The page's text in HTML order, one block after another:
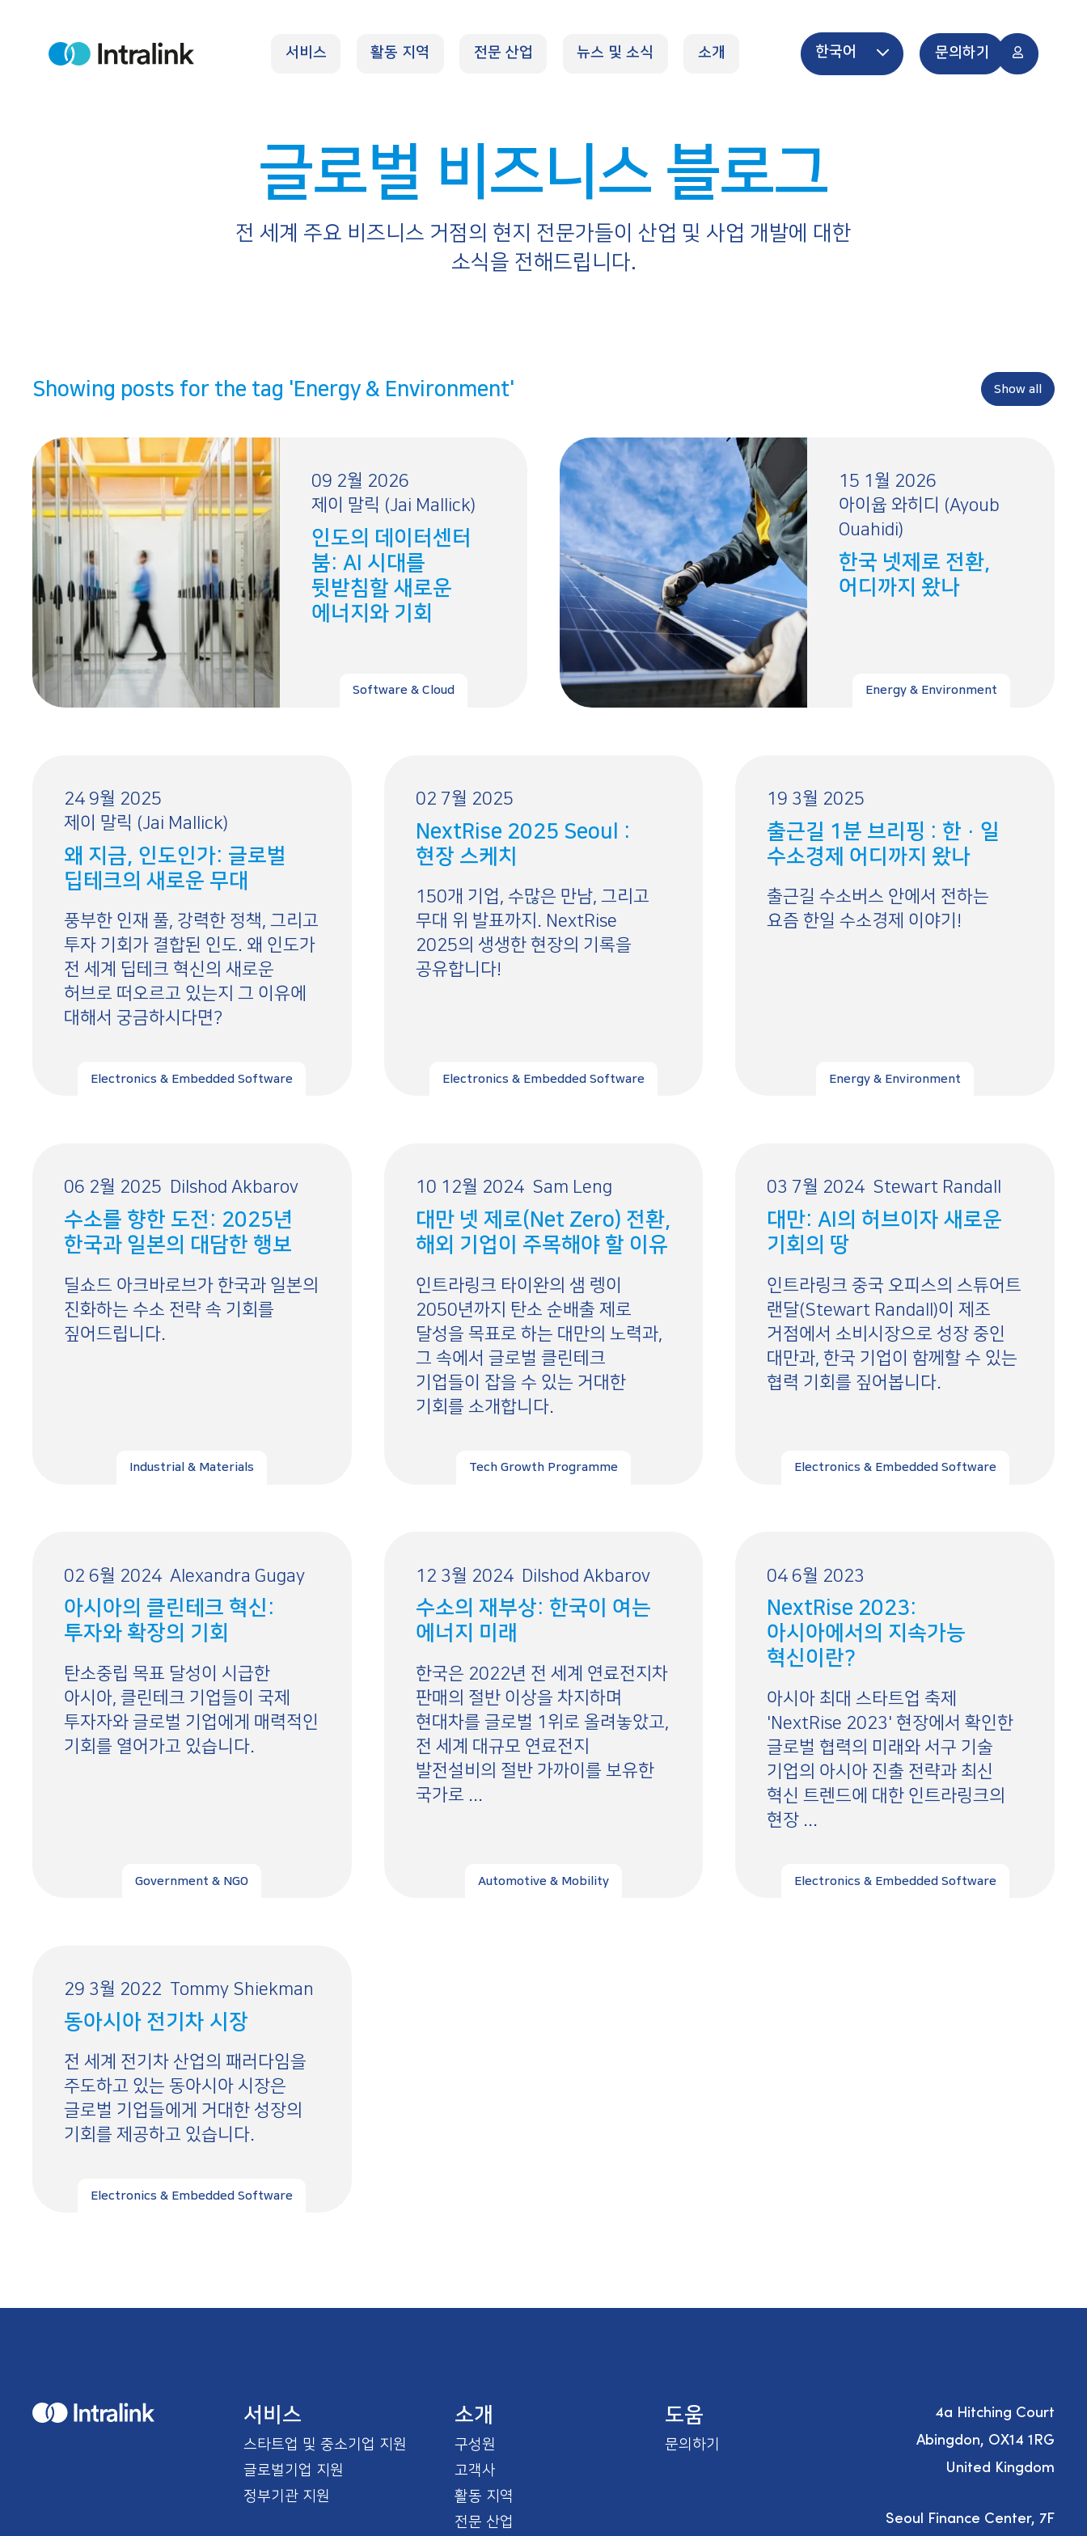
H
서비스 활동 지역 전문 산업 뉴스 및 소식 소개 한국어 문의하기
글로벌 비즈니스 블로그
전 세계 주요 비즈니스 거점의 현지 전문가들이 산업 및 사업 개발에 대한
소식을 전해드립니다.
Showing posts for the tag 'Energy & Environment' Show all
09 2월 2026
제이 말릭 (Jai Mallick)
인도의 데이터센터
붐: AI 시대를
뒷받침할 새로운
에너지와 기회
Software & Cloud
15 1월 2026
아이윱 와히디 (Ayoub
Ouahidi)
한국 넷제로 전환,
어디까지 왔나
Energy & Environment
24 9월 2025
제이 말릭 (Jai Mallick)
왜 지금, 인도인가: 글로벌
딥테크의 새로운 무대
풍부한 인재 풀, 강력한 정책, 그리고
투자 기회가 결합된 인도. 왜 인도가
전 세계 딥테크 혁신의 새로운
허브로 떠오르고 있는지 그 이유에
대해서 궁금하시다면?
Electronics & Embedded Software
02 7월 2025
NextRise 2025 Seoul :
현장 스케치
150개 기업, 수많은 만남, 그리고
무대 위 발표까지. NextRise
2025의 생생한 현장의 기록을
공유합니다!
Electronics & Embedded Software
19 3월 2025
출근길 1분 브리핑 : 한·일
수소경제 어디까지 왔나
출근길 수소버스 안에서 전하는
요즘 한일 수소경제 이야기!
Energy & Environment
06 2월 2025 Dilshod Akbarov
수소를 향한 도전: 2025년
한국과 일본의 대담한 행보
딜쇼드 아크바로브가 한국과 일본의
진화하는 수소 전략 속 기회를
짚어드립니다.
Industrial & Materials
10 12월 2024 Sam Leng
대만 넷 제로(Net Zero) 전환,
해외 기업이 주목해야 할 이유
인트라링크 타이완의 샘 렝이
2050년까지 탄소 순배출 제로
달성을 목표로 하는 대만의 노력과,
그 속에서 글로벌 클린테크
기업들이 잡을 수 있는 거대한
기회를 소개합니다.
Tech Growth Programme
03 7월 2024 Stewart Randall
대만: AI의 허브이자 새로운
기회의 땅
인트라링크 중국 오피스의 스튜어트
랜달(Stewart Randall)이 제조
거점에서 소비시장으로 성장 중인
대만과, 한국 기업이 함께할 수 있는
협력 기회를 짚어봅니다.
Electronics & Embedded Software
02 6월 2024 Alexandra Gugay
아시아의 클린테크 혁신:
투자와 확장의 기회
탄소중립 목표 달성이 시급한
아시아, 클린테크 기업들이 국제
투자자와 글로벌 기업에게 매력적인
기회를 열어가고 있습니다.
Government & NGO
12 3월 2024 Dilshod Akbarov
수소의 재부상: 한국이 여는
에너지 미래
한국은 2022년 전 세계 연료전지차
판매의 절반 이상을 차지하며
현대차를 글로벌 1위로 올려놓았고,
전 세계 대규모 연료전지
발전설비의 절반 가까이를 보유한
국가로 ...
Automotive & Mobility
04 6월 2023
NextRise 2023:
아시아에서의 지속가능
혁신이란?
아시아 최대 스타트업 축제
'NextRise 2023' 현장에서 확인한
글로벌 협력의 미래와 서구 기술
기업의 아시아 진출 전략과 최신
혁신 트렌드에 대한 인트라링크의
현장 ...
Electronics & Embedded Software
29 3월 2022 Tommy Shiekman
동아시아 전기차 시장
전 세계 전기차 산업의 패러다임을
주도하고 있는 동아시아 시장은
글로벌 기업들에게 거대한 성장의
기회를 제공하고 있습니다.
Electronics & Embedded Software
H
o
서비스
스타트업 및 중소기업 지원
글로벌기업 지원
정부기관 지원
소개
구성원
고객사
활동 지역
전문 산업
도움
문의하기
4a Hitching Court
Abingdon, OX14 1RG
United Kingdom
Seoul Finance Center, 7F